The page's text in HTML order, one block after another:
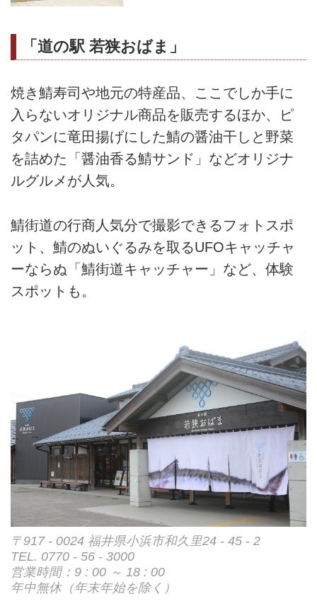
「道の駅 若狭おばま」
焼き鯖寿司や地元の特産品、ここでしか手に
入らないオリジナル商品を販売するほか、ピ
タパンに竜田揚げにした鯖の醤油干しと野菜
を詰めた「醤油香る鯖サンド」などオリジナ
ルグルメが人気。
鯖街道の行商人気分で撮影できるフォトスポ
ット、鯖のぬいぐるみを取るUFOキャッチャ
ーならぬ「鯖街道キャッチャー」など、体験
スポットも。
〒917 - 0024 福井県小浜市和久里24 - 45 - 2
TEL. 0770 - 56 - 3000
営業時間：9 : 00 ～ 18 : 00
年中無休（年末年始を除く）